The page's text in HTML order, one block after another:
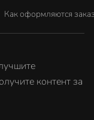
Как оформляются
контент за